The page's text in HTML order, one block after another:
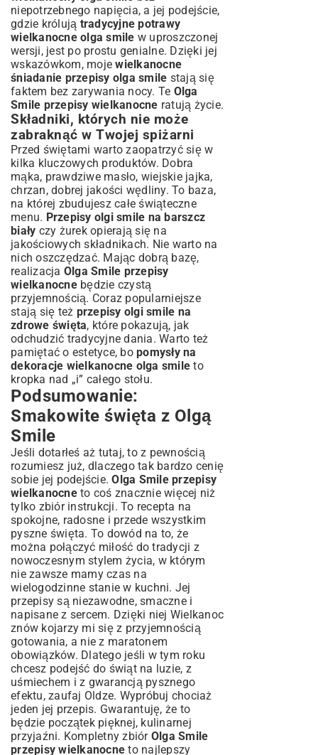
niepotrzebnego napięcia, a jej podejście,
gdzie królują tradycyjne potrawy
wielkanocne olga smile w uproszczonej
wersji, jest po prostu genialne. Dzięki jej
wskazówkom, mojewielkanocne
śniadanie przepisy olga smile stają się
faktem bez zarywania nocy. Te Olga
Smile przepisy wielkanocne ratują życie.
Składniki, których nie może
zabraknąć w Twojej spiżarni
Przed świętami warto zaopatrzyć się w
kilka kluczowych produktów. Dobra
mąka, prawdziwe masło, wiejskie jajka,
chrzan, dobrej jakości wędliny. To baza,
na której zbudujesz całe świąteczne
menu. Przepisy olgi smile na barszcz
biały czy żurek opierają się na
jakościowych składnikach. Nie warto na
nich oszczędzać. Mając dobrą bazę,
realizacja Olga Smile przepisy
wielkanocnebędzie czystą
przyjemnością. Coraz popularniejsze
stają się też przepisy olgi smile na
zdrowe święta, które pokazują, jak
odchudzić tradycyjne dania. Warto też
pamiętać o estetyce, bo pomysły na
dekoracje wielkanocne olga smile to
kropka nad „i” całego stołu.
Podsumowanie:
Smakowite święta z Olgą
Smile
Jeśli dotarłeś aż tutaj, to z pewnością
rozumiesz już, dlaczego tak bardzo cenię
sobie jej podejście.Olga Smile przepisy
wielkanocneto coś znacznie więcej niż
tylko zbiór instrukcji. To recepta na
spokojne, radosne i przede wszystkim
pyszne święta. To dowód na to, że
można połączyć miłość do tradycji z
nowoczesnym stylem życia, w którym
nie zawsze mamy czas na
wielogodzinne stanie w kuchni. Jej
przepisy są niezawodne, smaczne i
napisane z sercem. Dzięki niej Wielkanoc
znów kojarzy mi się z przyjemnością
gotowania, a nie z maratonem
obowiązków. Dlatego jeśli w tym roku
chcesz podejść do świąt na luzie, z
uśmiechem i z gwarancją pysznego
efektu, zaufaj Oldze. Wypróbuj chociaż
jeden jej przepis. Gwarantuję, że to
będzie początek pięknej, kulinarnej
przyjaźni. Kompletny zbiór Olga Smile
przepisy wielkanocne to najlepszy